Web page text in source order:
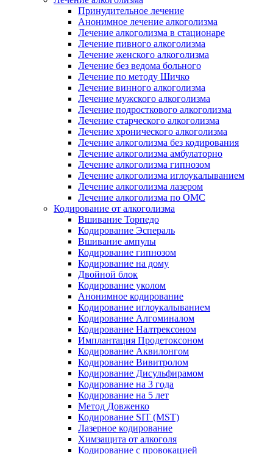
Принудительное лечение
Анонимное лечение алкоголизма
Лечение алкоголизма в стационаре
Лечение пивного алкоголизма
Лечение женского алкоголизма
Лечение без ведома больного
Лечение по методу Шичко
Лечение винного алкоголизма
Лечение мужского алкоголизма
Лечение подросткового алкоголизма
Лечение старческого алкоголизма
Лечение хронического алкоголизма
Лечение алкоголизма без кодирования
Лечение алкоголизма амбулаторно
Лечение алкоголизма гипнозом
Лечение алкоголизма иглоукалыванием
Лечение алкоголизма лазером
Лечение алкоголизма по ОМС
Кодирование от алкоголизма
Вшивание Торпедо
Кодирование Эспераль
Вшивание ампулы
Кодирование гипнозом
Кодирование на дому
Двойной блок
Кодирование уколом
Анонимное кодирование
Кодирование иглоукалыванием
Кодирование Алгоминалом
Кодирование Налтрексоном
Имплантация Продетоксоном
Кодирование Аквилонгом
Кодирование Вивитролом
Кодирование Дисульфирамом
Кодирование на 3 года
Кодирование на 5 лет
Метод Довженко
Кодирование SIT (MST)
Лазерное кодирование
Химзащита от алкоголя
Кодирование с провокацией